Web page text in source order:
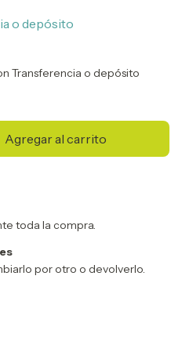
o depósito
Transferencia o depósito
toda la compra.
por otro o devolverlo.